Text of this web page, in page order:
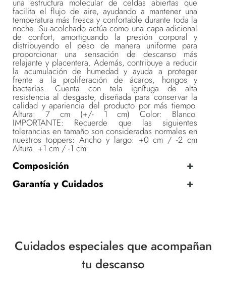
una estructura molecular de celdas abiertas que
facilita el flujo de aire, ayudando a mantener una
temperatura más fresca y confortable durante toda la
noche. Su acolchado actúa como una capa adicional
de confort, amortiguando la presión corporal y
distribuyendo el peso de manera uniforme para
proporcionar una sensación de descanso más
relajante y placentera. Además, contribuye a reducir
la acumulación de humedad y ayuda a proteger
frente a la proliferación de ácaros, hongos y
bacterias. Cuenta con tela ignífuga de alta
resistencia al desgaste, diseñada para conservar la
calidad y apariencia del producto por más tiempo.
Altura: 7 cm (+/- 1 cm) Color: Blanco.
IMPORTANTE: Recuerde que las siguientes
tolerancias en tamaño son consideradas normales en
nuestros toppers: Ancho y largo: +0 cm / -2 cm
Altura: +1 cm / -1 cm
Composición
Garantía y Cuidados
Cuidados especiales que acompañan
tu descanso